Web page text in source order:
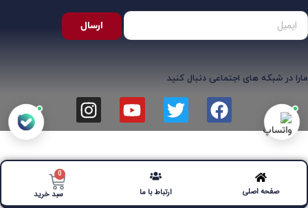
ارسال
مارا در شبکه های اجتماعی دنبال کنید
صفحه اصلی ارتباط با ما
0
سبد خرید